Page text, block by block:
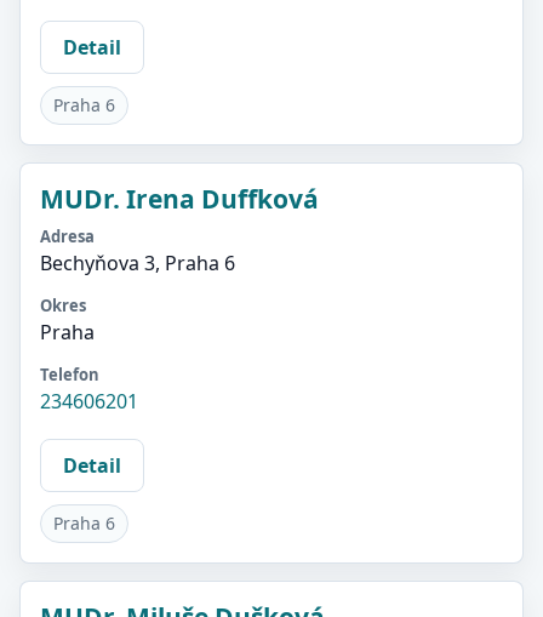
Detail
Praha 6
MUDr. Irena Duffková
Adresa
Bechyňova 3, Praha 6
Okres
Praha
Telefon
234606201
Detail
Praha 6